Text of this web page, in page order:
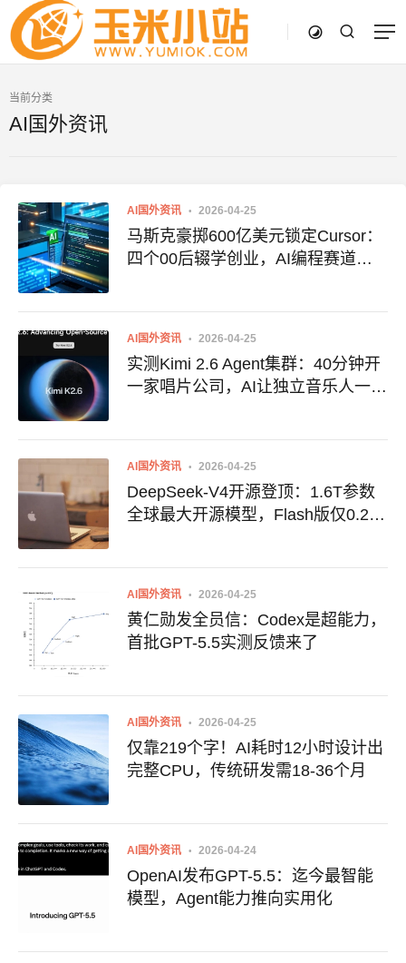
当前分类
AI国外资讯
AI国外资讯 2026-04-25
马斯克豪掷600亿美元锁定Cursor：
四个00后辍学创业，AI编程赛道再
AI国外资讯 2026-04-25
实测Kimi 2.6 Agent集群：40分钟开
一家唱片公司，AI让独立音乐人一人
AI国外资讯 2026-04-25
DeepSeek-V4开源登顶：1.6T参数
全球最大开源模型，Flash版仅0.28
AI国外资讯 2026-04-25
黄仁勋发全员信：Codex是超能力，
首批GPT-5.5实测反馈来了
AI国外资讯 2026-04-25
仅靠219个字！AI耗时12小时设计出
完整CPU，传统研发需18-36个月
AI国外资讯 2026-04-24
OpenAI发布GPT-5.5：迄今最智能
模型，Agent能力推向实用化